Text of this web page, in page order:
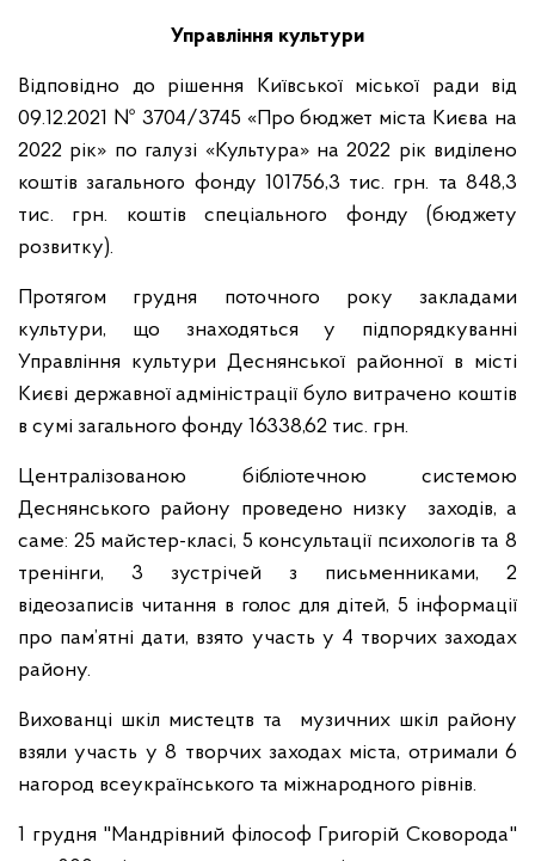
Управління культури
Відповідно до рішення Київської міської ради від
09.12.2021 № 3704/3745 «Про бюджет міста Києва на
2022 рік» по галузі «Культура» на 2022 рік виділено
коштів загального фонду 101756,3 тис. грн. та 848,3
тис. грн. коштів спеціального фонду (бюджету
розвитку).
Протягом грудня поточного року закладами
культури, що знаходяться у підпорядкуванні
Управління культури Деснянської районної в місті
Києві державної адміністрації було витрачено коштів
в сумі загального фонду 16338,62 тис. грн.
Централізованою бібліотечною системою
Деснянського району проведено низку заходів, а
саме: 25 майстер-класі, 5 консультації психологів та 8
тренінги, 3 зустрічей з письменниками, 2
відеозаписів читання в голос для дітей, 5 інформації
про пам’ятні дати, взято участь у 4 творчих заходах
району.
Вихованці шкіл мистецтв та музичних шкіл району
взяли участь у 8 творчих заходах міста, отримали 6
нагород всеукраїнського та міжнародного рівнів.
1 грудня "Мандрівний філософ Григорій Сковорода"